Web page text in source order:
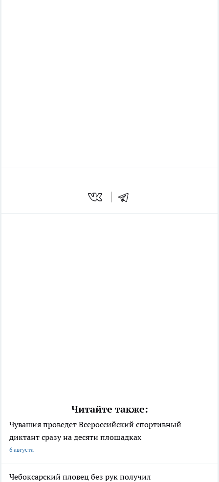
Читайте также:
Чувашия проведет Всероссийский спортивный
диктант сразу на десяти площадках
6 августа
Чебоксарский пловец без рук получил